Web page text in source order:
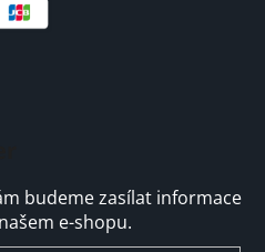
budeme zasílat informace
e-shopu.